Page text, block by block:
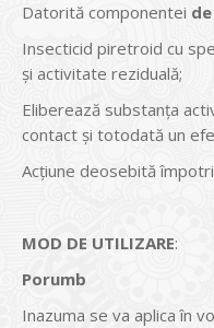
Datorită componentei
Insecticid piretroid cu
și activitate reziduală;
Eliberează substanța
contact și totodată un
Acțiune deosebită
MOD DE UTILIZARE:
Porumb
Inazuma se va aplica în